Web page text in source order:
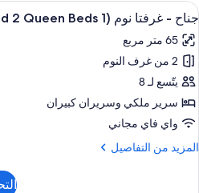
غرفة
واحدة
(2
Queen
Beds)
استعراض
جميع
صور
جناح
-
غرفتا
نوم
(1
King
5
جناح - غرفتا نوم (1 King Bed and 2 Queen Beds)
65 متر مربع
2 من غرف النوم
يتّسع لـ 8
سرير ملكي‫‬ وسريران كبيران
واي فاي مجاني
المزيد من التفاصيل
المزيد